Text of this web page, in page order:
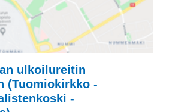
ulkoilureitin
(Tuomiokirkko -
-